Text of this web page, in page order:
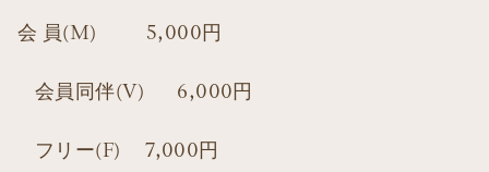
会 員(M) 5,000円
会員同伴(V) 6,000円
フリー(F) 7,000円